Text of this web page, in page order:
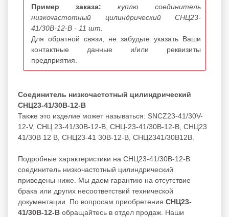
Пример заказа:
куплю соединитель
низкочастотный цилиндрический СНЦ23-
41/30В-12-В - 11 шт.
Для обратной связи, не забудьте указать Ваши
контактные данные и/или реквизиты
предприятия.
Соединитель низкочастотный цилиндрический
СНЦ23-41/30В-12-В
Также это изделие может называться: SNCZ23-41/30V-
12-V, СНЦ 23-41/30В-12-В, СНЦ-23-41/30В-12-В, СНЦ23
41/30В 12 В, СНЦ23-41 30В-12-В, СНЦ2341/30В12В.
Подробные характеристики на СНЦ23-41/30В-12-В
соединитель низкочастотный цилиндрический
приведены ниже. Мы даем гарантию на отсутствие
брака или других несоответствий технической
документации. По вопросам приобретения СНЦ23-
41/30В-12-В обращайтесь в отдел продаж. Наши